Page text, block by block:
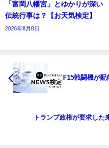
「富岡八幡宮」とゆかりが深い
伝統行事は？【お天気検定】
2026年8月8日
F15戦闘機が配
トランプ政権が要求した